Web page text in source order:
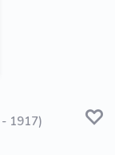
1917)